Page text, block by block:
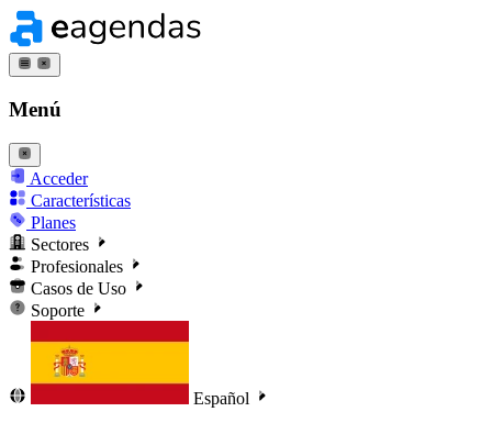
Menú
Acceder
Características
Planes
Sectores
Profesionales
Casos de Uso
Soporte
Español